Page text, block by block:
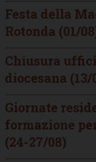
Festa della
Rotonda (01/
Chiusura
diocesana (13/
Giornate
formazione
(24-27/08)